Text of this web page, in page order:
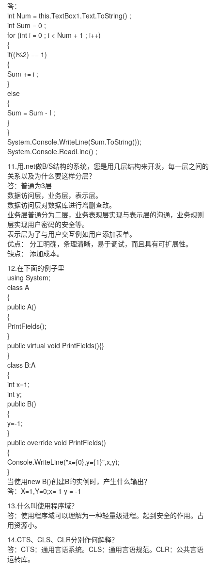
答：
int Num = this.TextBox1.Text.ToString() ;
int Sum = 0 ;
for (int i = 0 ; i < Num + 1 ; i++)
{
if((i%2) == 1)
{
Sum += i ;
}
else
{
Sum = Sum - I ;
}
}
System.Console.WriteLine(Sum.ToString());
System.Console.ReadLine() ;
11.用.net做B/S结构的系统，您是用几层结构来开发，每一层之间的
关系以及为什么要这样分层？
答：普通为3层
数据访问层，业务层，表示层。
数据访问层对数据库进行增删查改。
业务层普通分为二层，业务表观层实现与表示层的沟通，业务规则
层实现用户密码的安全等。
表示层为了与用户交互例如用户添加表单。
优点： 分工明确，条理清晰，易于调试，而且具有可扩展性。
缺点： 添加成本。
12.在下面的例子里
using System;
class A
{
public A()
{
PrintFields();
}
public virtual void PrintFields(){}
}
class B:A
{
int x=1;
int y;
public B()
{
y=-1;
}
public override void PrintFields()
{
Console.WriteLine("x={0},y={1}",x,y);
}
当使用new B()创建B的实例时，产生什么输出？
答：X=1,Y=0;x= 1 y = -1
13.什么叫使用程序域？
答：使用程序域可以理解为一种轻量级进程。起到安全的作用。占
用资源小。
14.CTS、CLS、CLR分别作何解释？
答：CTS：通用言语系统。CLS：通用言语规范。CLR：公共言语
运转库。